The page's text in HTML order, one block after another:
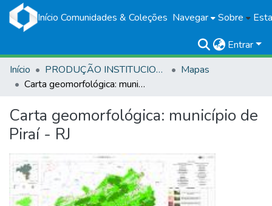
Início Comunidades & Coleções Navegar Sobre
Entrar
Início
PRODUÇÃO INSTITUCIONAL
Mapas
Carta geomorfológica: município de Piraí - RJ
Carta geomorfológica: município de
Piraí - RJ